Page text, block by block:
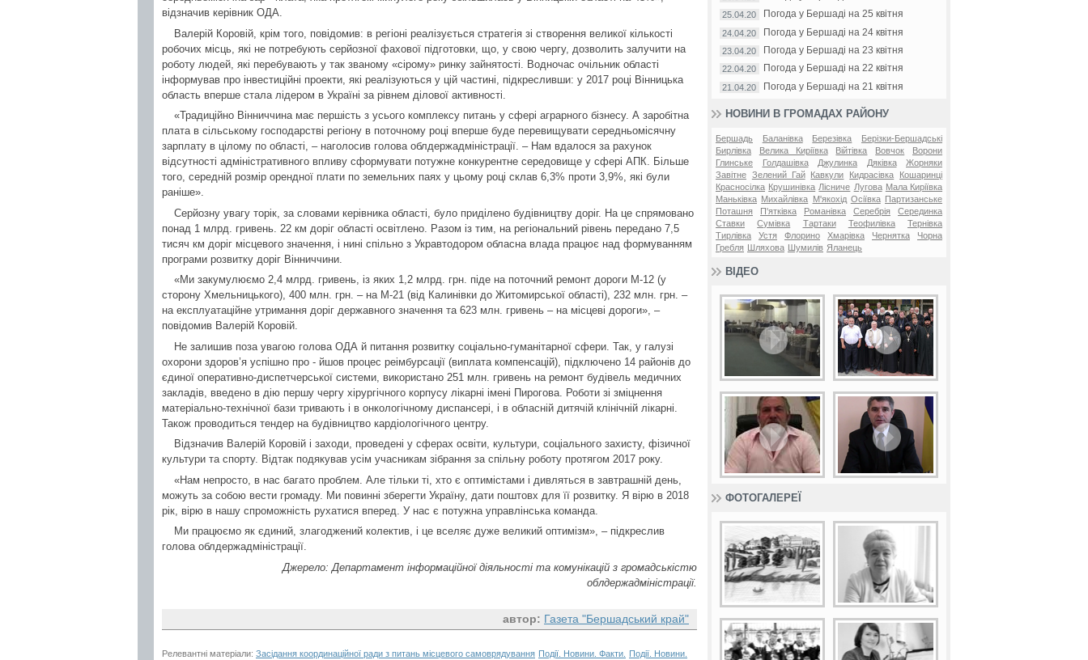
відзначив керівник ОДА.
Валерій Коровій, крім того, повідомив: в регіоні реалізується стратегія зі створення великої кількості
робочих місць, які не потребують серйозної фахової підготовки, що, у свою чергу, дозволить залучити на
роботу людей, які перебувають у так званому «сірому» ринку зайнятості. Водночас очільник області
інформував про інвестиційні проекти, які реалізуються у цій частині, підкресливши: у 2017 році Вінницька
область вперше стала лідером в Україні за рівнем ділової активності.
«Традиційно Вінниччина має першість з усього комплексу питань у сфері аграрного бізнесу. А заробітна
плата в сільському господарстві регіону в поточному році вперше буде перевищувати середньомісячну
зарплату в цілому по області, – наголосив голова облдержадміністрації. – Нам вдалося за рахунок
відсутності адміністративного впливу сформувати потужне конкурентне середовище у сфері АПК. Більше
того, середній розмір орендної плати по земельних паях у цьому році склав 6,3% проти 3,9%, які були
раніше».
Серйозну увагу торік, за словами керівника області, було приділено будівництву доріг. На це спрямовано
понад 1 млрд. гривень. 22 км доріг області освітлено. Разом із тим, на регіональний рівень передано 7,5
тисяч км доріг місцевого значення, і нині спільно з Укравтодором обласна влада працює над формуванням
програми розвитку доріг Вінниччини.
«Ми закумулюємо 2,4 млрд. гривень, із яких 1,2 млрд. грн. піде на поточний ремонт дороги М-12 (у
сторону Хмельницького), 400 млн. грн. – на М-21 (від Калинівки до Житомирської області), 232 млн. грн. –
на експлуатаційне утримання доріг державного значення та 623 млн. гривень – на місцеві дороги», –
повідомив Валерій Коровій.
Не залишив поза увагою голова ОДА й питання розвитку соціально-гуманітарної сфери. Так, у галузі
охорони здоров’я успішно про - йшов процес реімбурсації (виплата компенсацій), підключено 14 районів до
єдиної оперативно-диспетчерської системи, використано 251 млн. гривень на ремонт будівель медичних
закладів, введено в дію першу чергу хірургічного корпусу лікарні імені Пирогова. Роботи зі зміцнення
матеріально-технічної бази тривають і в онкологічному диспансері, і в обласній дитячій клінічній лікарні.
Також проводиться тендер на будівництво кардіологічного центру.
Відзначив Валерій Коровій і заходи, проведені у сферах освіти, культури, соціального захисту, фізичної
культури та спорту. Відтак подякував усім учасникам зібрання за спільну роботу протягом 2017 року.
«Нам непросто, в нас багато проблем. Але тільки ті, хто є оптимістами і дивляться в завтрашній день,
можуть за собою вести громаду. Ми повинні зберегти Україну, дати поштовх для її розвитку. Я вірю в 2018
рік, вірю в нашу спроможність рухатися вперед. У нас є потужна управлінська команда.
Ми працюємо як єдиний, злагоджений колектив, і це вселяє дуже великий оптимізм», – підкреслив
голова облдержадміністрації.
Джерело: Департамент інформаційної діяльності та комунікацій з громадськістю
облдержадміністрації.
автор: Газета "Бершадський край"
Релевантні матеріали: Засідання координаційної ради з питань місцевого самоврядування Події. Новини. Факти.
Події. Новини.
25.04.20 Погода у Бершаді на 25 квітня
24.04.20 Погода у Бершаді на 24 квітня
23.04.20 Погода у Бершаді на 23 квітня
22.04.20 Погода у Бершаді на 22 квітня
21.04.20 Погода у Бершаді на 21 квітня
НОВИНИ В ГРОМАДАХ РАЙОНУ
Бершадь Баланівка Березівка
Берізки-Бершадські
Бирлівка
Велика Киріївка Війтівка Вовчок
Ворони
Глинське
Голдашівка Джулинка Дяківка
Жорняки
Завітне Зелений Гай Кавкули Кидрасівка
Кошаринці
Красносілка Крушинівка Лісниче Лугова Мала Киріївка
Маньківка Михайлівка М'якохід Осіївка
Партизанське
Поташня
П'ятківка Романівка Серебрія
Серединка
Ставки
Сумівка Тартаки Теофилівка
Тернівка
Тирлівка
Устя Флорино Хмарівка Чернятка
Чорна
Гребля
Шляхова Шумилів Яланець
ВІДЕО
ФОТОГАЛЕРЕЇ